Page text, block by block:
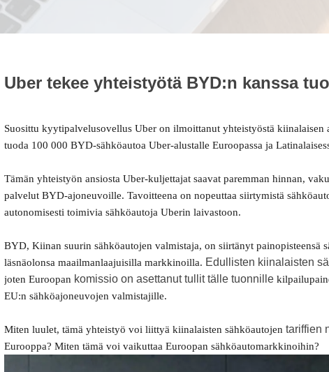
Uber tekee yhteistyötä BYD:n kanssa
Suosittu kyytipalvelusovellus Uber on ilmoittanut yhteistyöstä kiinalaisen
tuoda 100 000 BYD-sähköautoa Uber-alustalle Euroopassa ja
Tämän yhteistyön ansiosta Uber-kuljettajat saavat paremman hinnan,
palvelut BYD-ajoneuvoille. Tavoitteena on nopeuttaa siirtymistä
autonomisesti toimivia sähköautoja Uberin laivastoon.
BYD, Kiinan suurin sähköautojen valmistaja, on siirtänyt painopisteensä
läsnäolonsa maailmanlaajuisilla markkinoilla. Edullisten kiinalaisten
joten Euroopan komissio on asettanut tullit tälle tuonnille
EU:n sähköajoneuvojen valmistajille.
Miten luulet, tämä yhteistyö voi liittyä kiinalaisten sähköautojen tariffien
Eurooppa? Miten tämä voi vaikuttaa Euroopan sähköautomarkkinoihin?